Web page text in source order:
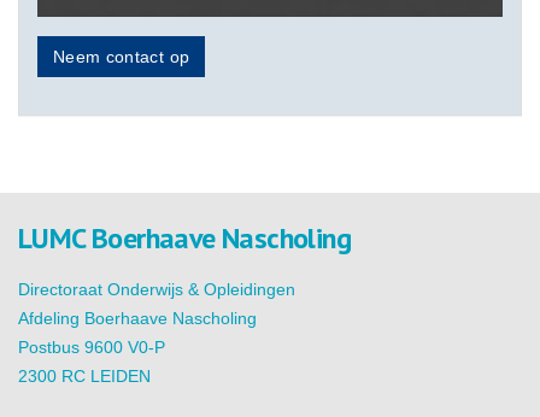
Neem contact op
LUMC Boerhaave Nascholing
Directoraat Onderwijs & Opleidingen
Afdeling Boerhaave Nascholing
Postbus 9600 V0-P
2300 RC LEIDEN